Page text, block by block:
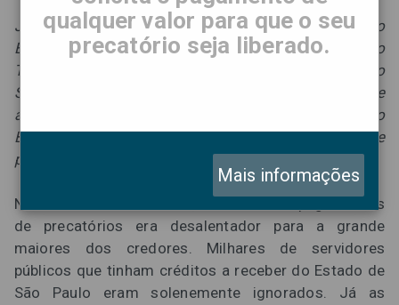
Julgamento do pedido de Intervenção Federal no
Estado de São Paulo, apresentado ao Supremo
Tribunal Federal pelo advogado Antônio Roberto
Sandoval Filho, completou 20 anos no dia 14 de
agosto. O fato marcou a história dos precatórios no
Brasil e mudou para melhor o cenário de
pagamentos.
No início dos anos 2000, o cenário de pagamentos
de precatórios era desalentador para a grande
maiores dos credores. Milhares de servidores
públicos que tinham créditos a receber do Estado de
São Paulo eram solenemente ignorados. Já as
qualquer valor para que o seu
precatório seja liberado.
Mais informações